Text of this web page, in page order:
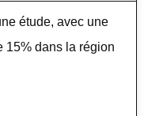
étude, avec une
15% dans la région